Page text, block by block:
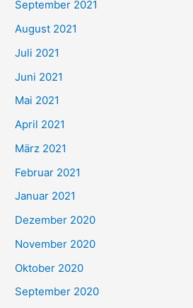
h
:
September 2021
August 2021
Juli 2021
Juni 2021
Mai 2021
April 2021
März 2021
Februar 2021
Januar 2021
Dezember 2020
November 2020
Oktober 2020
September 2020